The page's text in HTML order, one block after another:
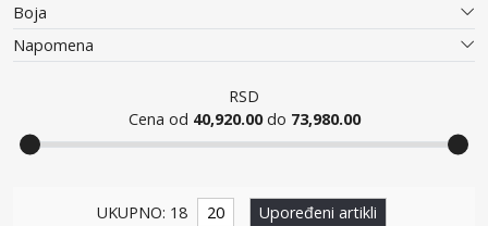
Boja
Napomena
RSD
Cena od 40,920.00do 73,980.00
Ugradne mašine za pranje sudova
UKUPNO: 18 20
Upoređeni artikli